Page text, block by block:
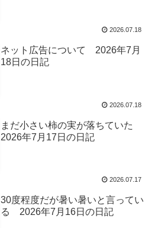
2026.07.18
ネット広告について 2026年7月
18日の日記
2026.07.18
まだ小さい柿の実が落ちていた
2026年7月17日の日記
2026.07.17
30度程度だが暑い暑いと言ってい
る 2026年7月16日の日記